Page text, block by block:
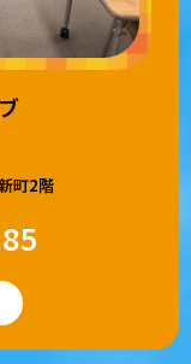
町2階